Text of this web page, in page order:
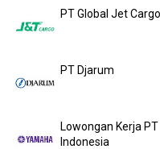
PT Global Jet
PT Djarum
Lowongan Kerja
Indonesia